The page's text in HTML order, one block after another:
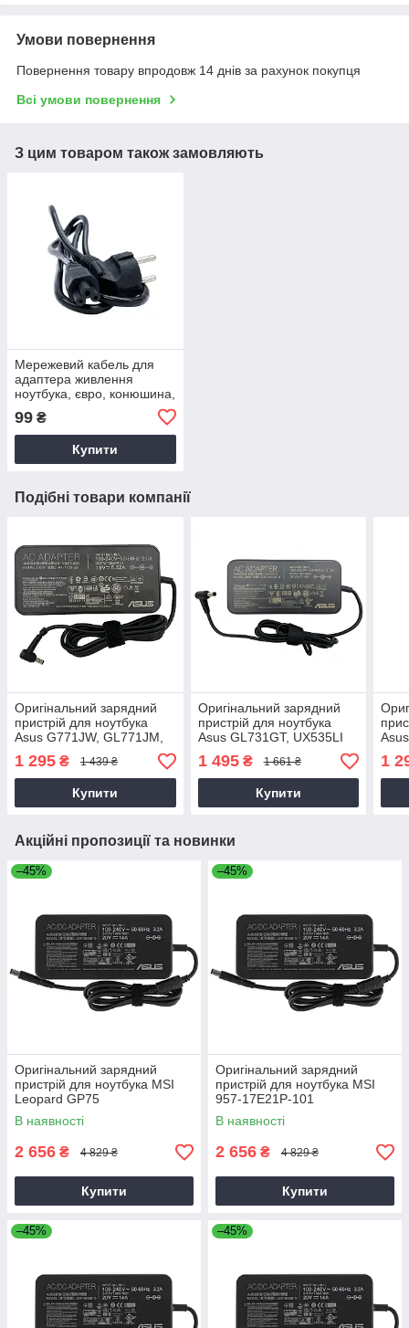
Умови повернення
Повернення товару впродовж 14 днів за рахунок покупця
Всі умови повернення
З цим товаром також замовляють
Мережевий кабель для
адаптера живлення
ноутбука, євро, конюшина,
99 ₴
Купити
Подібні товари компанії
Оригінальний зарядний
пристрій для ноутбука
Asus G771JW, GL771JM,
GL752VW
1 295 ₴ 1 439 ₴
Купити
Оригінальний зарядний
пристрій для ноутбука
Asus GL731GT, UX535LI
1 495₴ 1 661 ₴
Купити
1
Акційні пропозиції та новинки
–45%
Оригінальний зарядний
пристрій для ноутбука MSI
Leopard GP75
В наявності
2 656 ₴ 4 829 ₴
Купити
–45%
Оригінальний зарядний
пристрій для ноутбука MSI
957-17E21P-101
В наявності
2 656 ₴ 4 829 ₴
Купити
–45% –45%